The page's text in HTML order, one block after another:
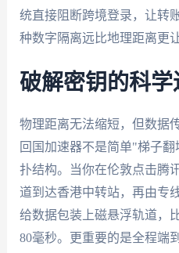
统直接阻断跨境登录，让转
种数字隔离远比地理距离更
破解密钥的科学
物理距离无法缩短，但数据
回国加速器不是简单"梯子
扑结构。当你在伦敦点击腾
道到达香港中转站，再由专
给数据包装上磁悬浮轨道，
80毫秒。更重要的是全程端